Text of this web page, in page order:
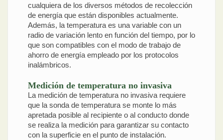
cualquiera de los diversos métodos de recolección
de energía que están disponibles actualmente.
Además, la temperatura es una variable con un
radio de variación lento en función del tiempo, por lo
que son compatibles con el modo de trabajo de
ahorro de energía empleado por los protocolos
inalámbricos.
Medición de temperatura no invasiva
La medición de temperatura no invasiva requiere
que la sonda de temperatura se monte lo más
apretada posible al recipiente o al conducto donde
se realiza la medición para garantizar su contacto
con la superficie en el punto de instalación.